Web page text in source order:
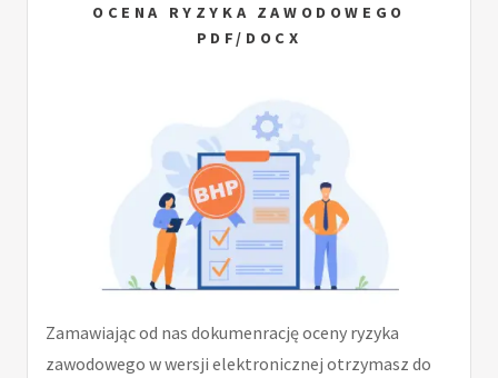
OCENA RYZYKA ZAWODOWEGO
PDF/DOCX
Zamawiając od nas dokumenrację oceny ryzyka
zawodowego w wersji elektronicznej otrzymasz do